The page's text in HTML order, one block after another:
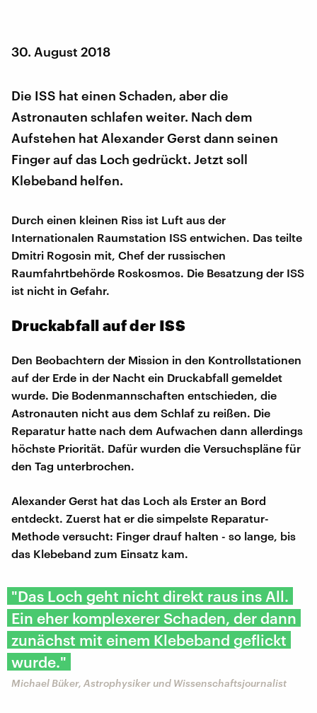
30. August 2018
Die ISS hat einen Schaden, aber die
Astronauten schlafen weiter. Nach dem
Aufstehen hat Alexander Gerst dann seinen
Finger auf das Loch gedrückt. Jetzt soll
Klebeband helfen.
Durch einen kleinen Riss ist Luft aus der
Internationalen Raumstation ISS entwichen. Das teilte
Dmitri Rogosin mit, Chef der russischen
Raumfahrtbehörde Roskosmos. Die Besatzung der ISS
ist nicht in Gefahr.
Druckabfall auf der ISS
Den Beobachtern der Mission in den Kontrollstationen
auf der Erde in der Nacht ein Druckabfall gemeldet
wurde. Die Bodenmannschaften entschieden, die
Astronauten nicht aus dem Schlaf zu reißen. Die
Reparatur hatte nach dem Aufwachen dann allerdings
höchste Priorität. Dafür wurden die Versuchspläne für
den Tag unterbrochen.
Alexander Gerst hat das Loch als Erster an Bord
entdeckt. Zuerst hat er die simpelste Reparatur-
Methode versucht: Finger drauf halten - so lange, bis
das Klebeband zum Einsatz kam.
"Das Loch geht nicht direkt raus ins All.
Ein eher komplexerer Schaden, der dann
zunächst mit einem Klebeband geflickt
wurde."
Michael Büker, Astrophysiker und Wissenschaftsjournalist